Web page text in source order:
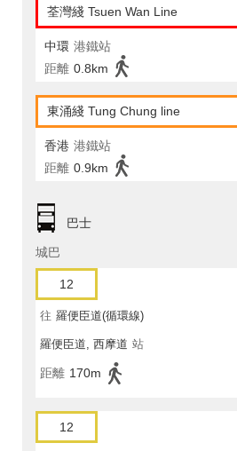
荃灣綫 Tsuen Wan Line
中環 港鐵站
距離 0.8km
東涌綫 Tung Chung line
香港 港鐵站
距離 0.9km
巴士
城巴
12
往 羅便臣道(循環線)
羅便臣道, 西摩道 站
距離 170m
12